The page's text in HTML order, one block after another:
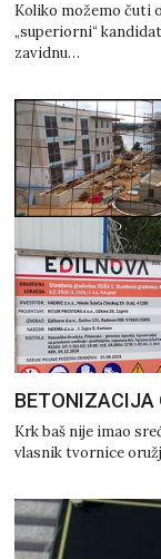
Koliko možemo čuti
„superiorni“
zavidnu…
BETONIZACIJA
Krk baš nije imao
vlasnik tvornice